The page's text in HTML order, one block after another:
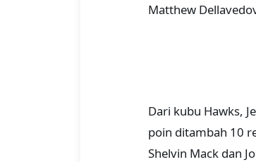
Matthew
Dari kubu Hawks,
poin ditambah 10
Shelvin Mack dan